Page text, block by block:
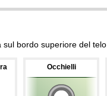
bordo superiore del telo.
Occhielli